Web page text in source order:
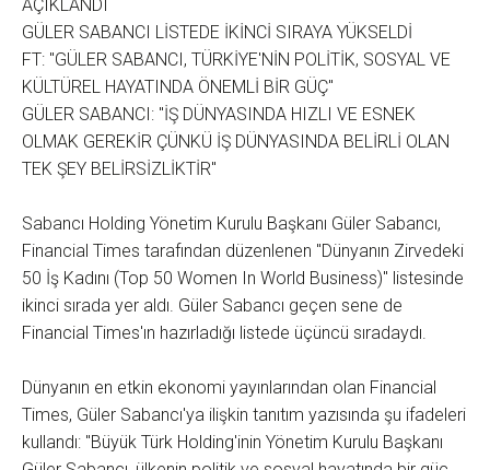
AÇIKLANDI
GÜLER SABANCI LİSTEDE İKİNCİ SIRAYA YÜKSELDİ
FT: "GÜLER SABANCI, TÜRKİYE'NİN POLİTİK, SOSYAL VE
KÜLTÜREL HAYATINDA ÖNEMLİ BİR GÜÇ"
GÜLER SABANCI: "İŞ DÜNYASINDA HIZLI VE ESNEK
OLMAK GEREKİR ÇÜNKÜ İŞ DÜNYASINDA BELİRLİ OLAN
TEK ŞEY BELİRSİZLİKTİR"
Sabancı Holding Yönetim Kurulu Başkanı Güler Sabancı,
Financial Times tarafından düzenlenen "Dünyanın Zirvedeki
50 İş Kadını (Top 50 Women In World Business)" listesinde
ikinci sırada yer aldı. Güler Sabancı geçen sene de
Financial Times'ın hazırladığı listede üçüncü sıradaydı.
Dünyanın en etkin ekonomi yayınlarından olan Financial
Times, Güler Sabancı'ya ilişkin tanıtım yazısında şu ifadeleri
kullandı: "Büyük Türk Holding'inin Yönetim Kurulu Başkanı